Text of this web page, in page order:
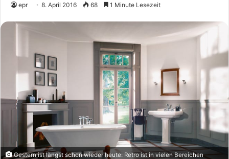
epr 8. April 2016 68 1 Minute Lesezeit
Gestern ist längst schon wieder heute: Retro ist in vielen Bereichen